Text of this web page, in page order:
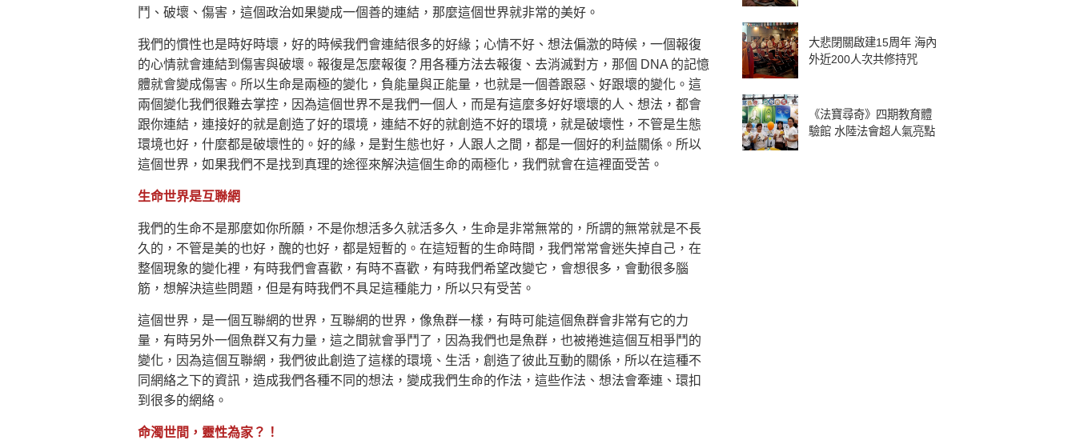
鬥、破壞、傷害，這個政治如果變成一個善的連結，那麼這個世界就非常的美好。
我們的慣性也是時好時壞，好的時候我們會連結很多的好緣；心情不好、想法偏激的時候，一個報復
的心情就會連結到傷害與破壞。報復是怎麼報復？用各種方法去報復、去消滅對方，那個 DNA 的記憶
體就會變成傷害。所以生命是兩極的變化，負能量與正能量，也就是一個善跟惡、好跟壞的變化。這
兩個變化我們很難去掌控，因為這個世界不是我們一個人，而是有這麼多好好壞壞的人、想法，都會
跟你連結，連接好的就是創造了好的環境，連結不好的就創造不好的環境，就是破壞性，不管是生態
環境也好，什麼都是破壞性的。好的緣，是對生態也好，人跟人之間，都是一個好的利益關係。所以
這個世界，如果我們不是找到真理的途徑來解決這個生命的兩極化，我們就會在這裡面受苦。
生命世界是互聯網
我們的生命不是那麼如你所願，不是你想活多久就活多久，生命是非常無常的，所謂的無常就是不長
久的，不管是美的也好，醜的也好，都是短暫的。在這短暫的生命時間，我們常常會迷失掉自己，在
整個現象的變化裡，有時我們會喜歡，有時不喜歡，有時我們希望改變它，會想很多，會動很多腦
筋，想解決這些問題，但是有時我們不具足這種能力，所以只有受苦。
這個世界，是一個互聯網的世界，互聯網的世界，像魚群一樣，有時可能這個魚群會非常有它的力
量，有時另外一個魚群又有力量，這之間就會爭鬥了，因為我們也是魚群，也被捲進這個互相爭鬥的
變化，因為這個互聯網，我們彼此創造了這樣的環境、生活，創造了彼此互動的關係，所以在這種不
同網絡之下的資訊，造成我們各種不同的想法，變成我們生命的作法，這些作法、想法會牽連、環扣
到很多的網絡。
命濁世間，靈性為家？！
大悲閉關啟建15周年 海內
外近200人次共修持咒
《法寶尋奇》四期教育體
驗館 水陸法會超人氣亮點